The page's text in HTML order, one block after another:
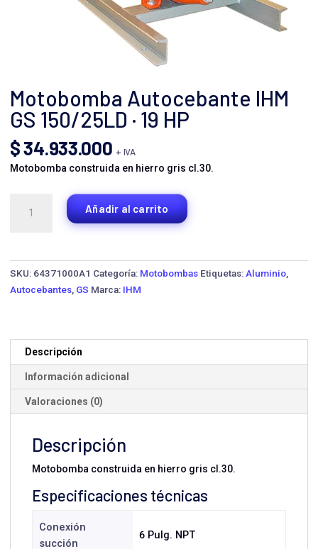
Motobomba Autocebante IHM
GS 150/25LD · 19 HP
$34.933.000 + IVA
Motobomba construida en hierro gris cl.30.
Autocebante
Añadir al carrito
SKU: 64371000A1 Categoría: Motobombas Etiquetas: Aluminio
Autocebantes GS Marca: IHM
Descripción
Información adicional
Valoraciones (0)
Descripción
Motobomba construida en hierro gris cl.30.
Especificaciones técnicas
Conexión
succión
6 Pulg. NPT